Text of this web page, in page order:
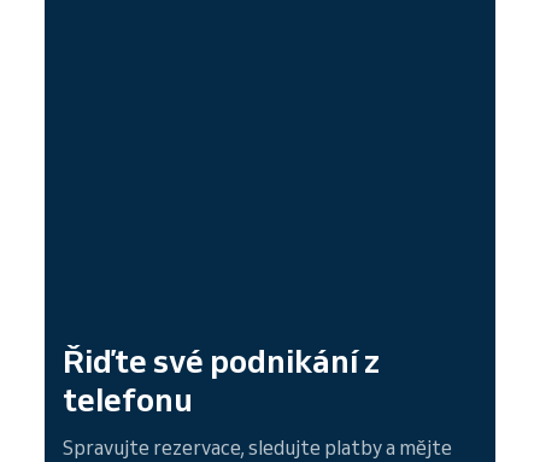
Řiďte své podnikání z
telefonu
Spravujte rezervace, sledujte platby a mějte